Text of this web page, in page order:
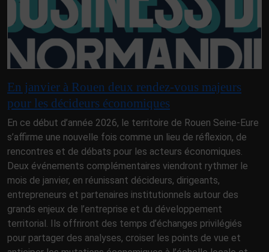
En janvier à Rouen deux rendez-vous majeurs
pour les décideurs économiques
En ce début d’année 2026, le territoire de Rouen Seine-Eure
s’affirme une nouvelle fois comme un lieu de réflexion, de
rencontres et de débats pour les acteurs économiques.
Deux événements complémentaires viendront rythmer le
mois de janvier, en réunissant décideurs, dirigeants,
entrepreneurs et partenaires institutionnels autour des
grands enjeux de l’entreprise et du développement
territorial. Ils offriront des temps d’échanges privilégiés
pour partager des analyses, croiser les points de vue et